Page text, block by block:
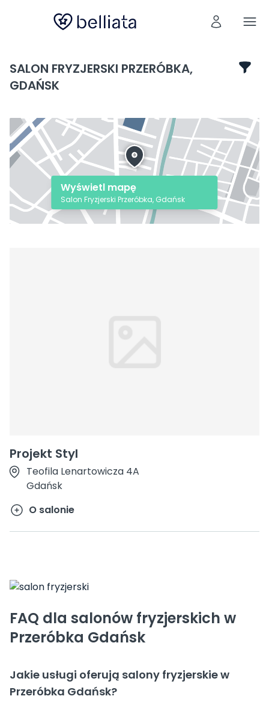
SALON FRYZJERSKI PRZERÓBKA,
GDAŃSK
Projekt Styl
Teofila Lenartowicza 4A
Gdańsk
O salonie
Wyświetl mapę
Salon Fryzjerski Przeróbka, Gdańsk
FAQ dla salonów fryzjerskich w
Przeróbka Gdańsk
Jakie usługi oferują salony fryzjerskie w
Przeróbka Gdańsk?